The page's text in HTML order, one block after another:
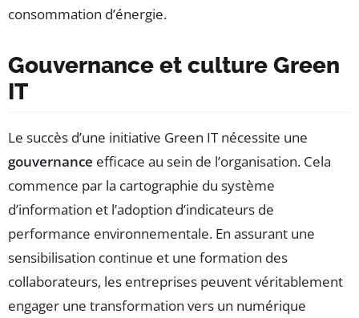
consommation d’énergie.
Gouvernance et culture Green
IT
Le succès d’une initiative Green IT nécessite une
gouvernance efficace au sein de l’organisation. Cela
commence par la cartographie du système
d’information et l’adoption d’indicateurs de
performance environnementale. En assurant une
sensibilisation continue et une formation des
collaborateurs, les entreprises peuvent véritablement
engager une transformation vers un numérique